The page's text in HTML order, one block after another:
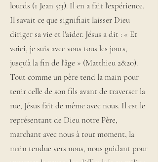
lourds (1 Jean 5:3). Il en a fait l'expérience.
Il savait ce que signifiait laisser Dieu
diriger sa vie et l'aider. Jésus a dit : « Et
voici, je suis avec vous tous les jours,
jusqu'à la fin de l'âge » (Matthieu 28:20).
Tout comme un père tend la main pour
tenir celle de son fils avant de traverser la
rue, Jésus fait de même avec nous. Il est le
représentant de Dieu notre Père,
marchant avec nous à tout moment, la
main tendue vers nous, nous guidant pour